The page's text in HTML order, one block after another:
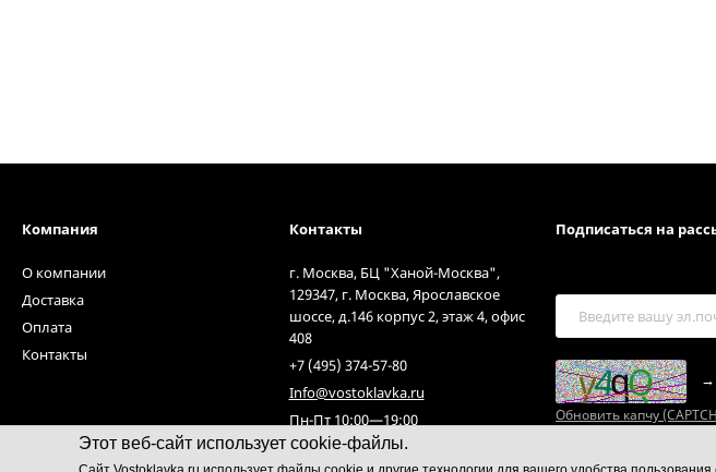
Этот веб-сайт использует cookie-файлы.
Компания
О компании
Доставка
Оплата
Контакты
Контакты
г. Москва, БЦ "Ханой-Москва",
129347, г. Москва, Ярославское
шоссе, д.146 корпус 2, этаж 4, офис
408
+7 (495) 374-57-80
Info@vostoklavka.ru
Пн-Пт 10:00—19:00
Подписаться на
→
Обновить капчу